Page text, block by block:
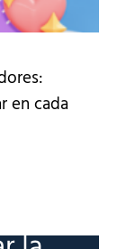
en cada